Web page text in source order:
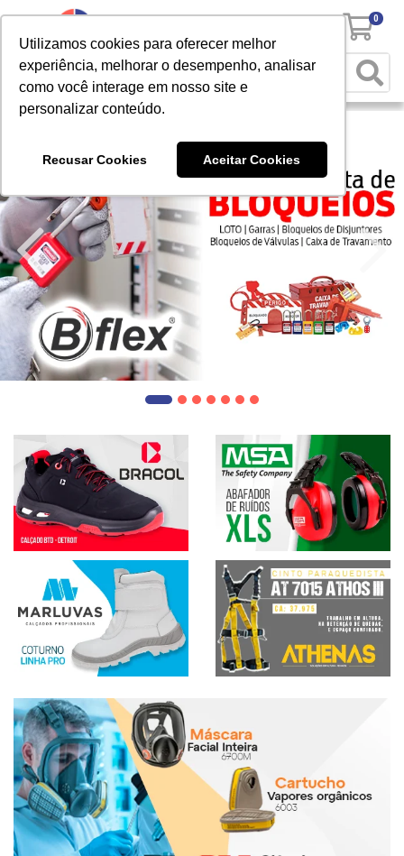
Utilizamos cookies para oferecer melhor
experiência, melhorar o desempenho, analisar
como você interage em nosso site e
personalizar conteúdo.
Recusar Cookies Aceitar Cookies
0